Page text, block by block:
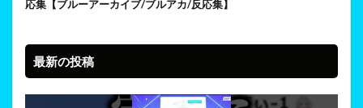
応集【ブルーアーカイブ/ブルアカ/反応集】
最新の投稿